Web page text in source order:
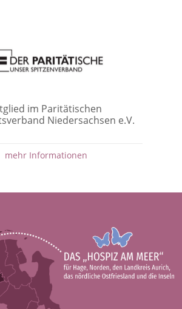
im Paritätischen
Niedersachsen e.V.
mehr Informationen